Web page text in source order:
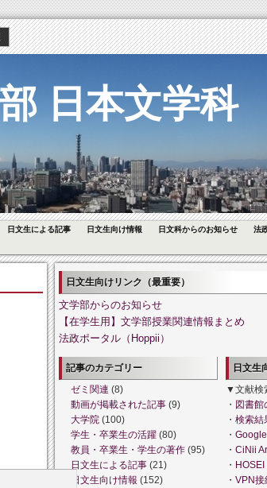
日本文学科
日文生による記事 日文生向け情報 日文科からのお知らせ
法
日文生向けリンク（最重要）
文学部からのお知らせ
【在学生用】文学部授業関連情報まとめ
法政ポータル（Hoppii）
記事のカテゴリー
ゼミ関連 (8)
動画が掲載された記事 (9)
大学院 (100)
学生・卒業生の活躍 (80)
教員・卒業生・学生の著作 (95)
日文生による記事 (21)
日文生向け情報 (152)
日文生
▼文献検
・ 図書館
・ 検索結
・
・ CiNii
・
・ VPN接